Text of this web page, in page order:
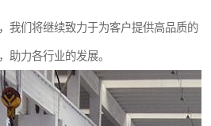
我们将继续致力于为客户提供高品质的
助力各行业的发展。